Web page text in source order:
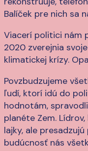
Balíček pre nich sa
Viacerí politici nám
2020 zverejnia
klimatickej krízy.
Povzbudzujeme
ľudí, ktorí idú do
hodnotám,
planéte Zem. Lídrov,
lajky, ale
budúcnosť nás